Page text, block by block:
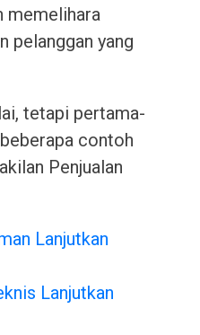
memelihara
pelanggan yang
tetapi pertama-
contoh
Penjualan
Lanjutkan
Lanjutkan